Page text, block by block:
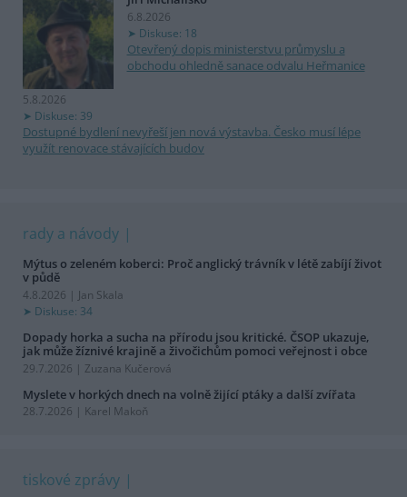
6.8.2026
Diskuse: 18
Otevřený dopis ministerstvu průmyslu a
obchodu ohledně sanace odvalu Heřmanice
5.8.2026
Diskuse: 39
Dostupné bydlení nevyřeší jen nová výstavba. Česko musí lépe
využít renovace stávajících budov
rady a návody
Mýtus o zeleném koberci: Proč anglický trávník v létě zabíjí život
v půdě
4.8.2026 | Jan Skala
Diskuse: 34
Dopady horka a sucha na přírodu jsou kritické. ČSOP ukazuje,
jak může žíznivé krajině a živočichům pomoci veřejnost i obce
29.7.2026 | Zuzana Kučerová
Myslete v horkých dnech na volně žijící ptáky a další zvířata
28.7.2026 | Karel Makoň
tiskové zprávy